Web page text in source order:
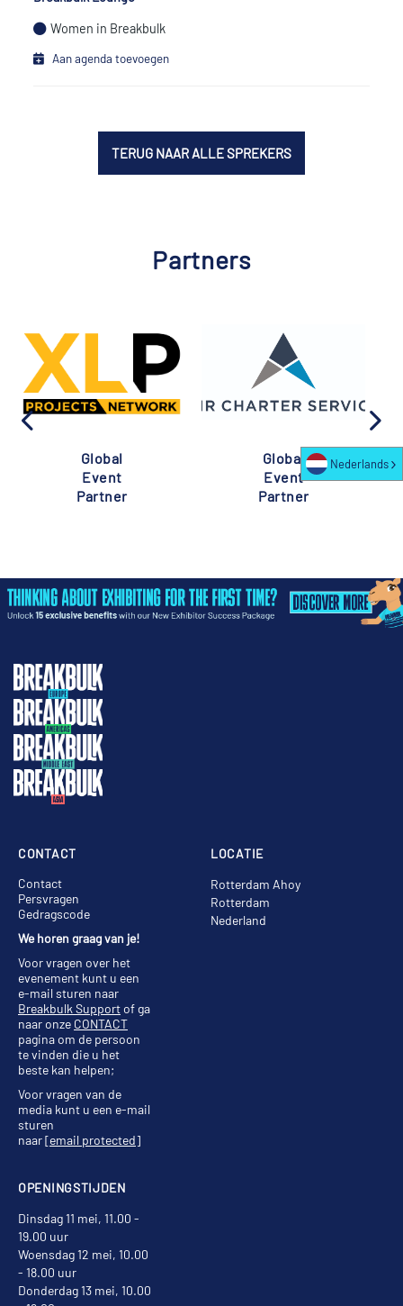
Women in Breakbulk
Aan agenda toevoegen
TERUG NAAR ALLE SPREKERS
Partners
Global
Event
Partner
Global
Event
Partner
LOCATIE
Rotterdam Ahoy
Rotterdam
Nederland
OPENINGSTIJDEN
Dinsdag 11 mei, 11.00 -
19.00 uur
Woensdag 12 mei, 10.00
- 18.00 uur
Donderdag 13 mei, 10.00
CONTACT
Contact
Persvragen
Gedragscode
We horen graag van je!
Voor vragen over het
evenement kunt u een
e-mail sturen naar
Breakbulk Supportof ga
naar onze CONTACT
pagina om de persoon
te vinden die u het
beste kan helpen;
Voor vragen van de
media kunt u een e-mail
sturen
naar[email protected]
Nederlands